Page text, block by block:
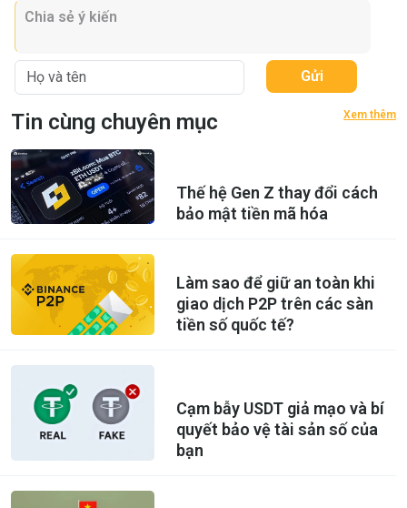
Gửi
Tin cùng chuyên mục Xem thêm
Thế hệ Gen Z thay đổi cách
bảo mật tiền mã hóa
Làm sao để giữ an toàn khi
giao dịch P2P trên các sàn
tiền số quốc tế?
Cạm bẫy USDT giả mạo và bí
quyết bảo vệ tài sản số của
bạn